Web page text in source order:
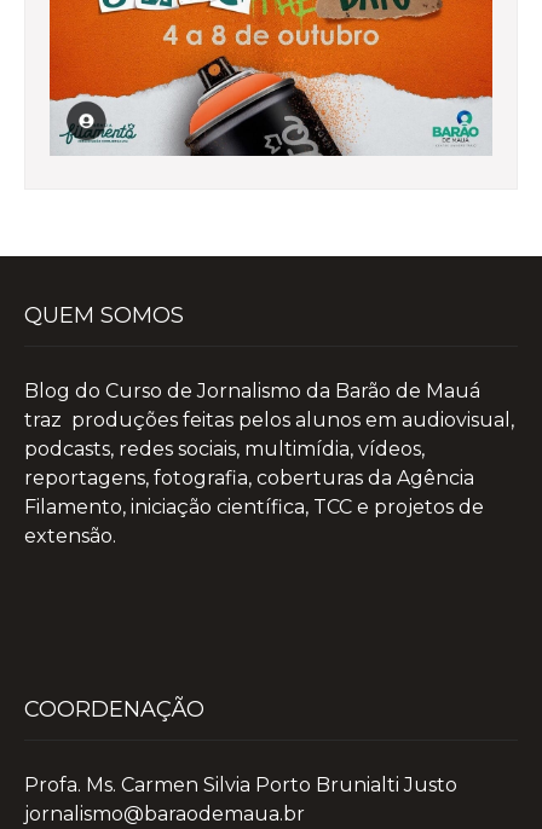
QUEM SOMOS
Blog do Curso de Jornalismo da Barão de Mauá
traz produções feitas pelos alunos em audiovisual,
podcasts, redes sociais, multimídia, vídeos,
reportagens, fotografia, coberturas da Agência
Filamento, iniciação científica, TCC e projetos de
extensão.
COORDENAÇÃO
Profa. Ms. Carmen Silvia Porto Brunialti Justo
jornalismo@baraodemaua.br